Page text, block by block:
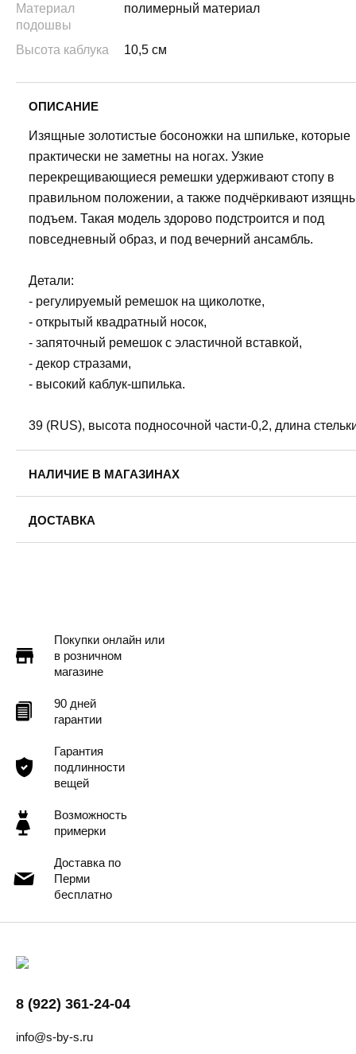
Материал
подошвы
полимерный материал
Высота каблука 10,5 см
ОПИСАНИЕ
Изящные золотистые босоножки на шпильке, которые
практически не заметны на ногах. Узкие
перекрещивающиеся ремешки удерживают стопу в
правильном положении, а также подчёркивают
подъем. Такая модель здорово подстроится и под
повседневный образ, и под вечерний ансамбль.
Детали:
- регулируемый ремешок на щиколотке,
- открытый квадратный носок,
- запяточный ремешок с эластичной вставкой,
- декор стразами,
- высокий каблук-шпилька.
39 (RUS), высота подносочной части-0,2, длина
НАЛИЧИЕ В МАГАЗИНАХ
ДОСТАВКА
Пермь — бесплатно
Покупки онлайн или
в розничном
магазине
90 дней
гарантии
Гарантия
подлинности
вещей
Возможность
примерки
Доставка по
Перми
бесплатно
8 (922) 361-24-04
info@s-by-s.ru